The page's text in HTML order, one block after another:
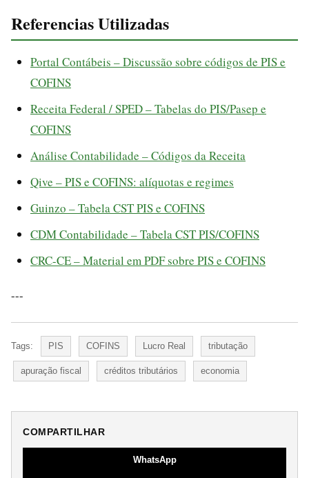
Referencias Utilizadas
Portal Contábeis – Discussão sobre códigos de PIS e
COFINS
Receita Federal / SPED – Tabelas do PIS/Pasep e
COFINS
Análise Contabilidade – Códigos da Receita
Qive – PIS e COFINS: alíquotas e regimes
Guinzo – Tabela CST PIS e COFINS
CDM Contabilidade – Tabela CST PIS/COFINS
CRC-CE – Material em PDF sobre PIS e COFINS
---
Tags: PIS COFINS Lucro Real tributação
apuração fiscal créditos tributários economia
COMPARTILHAR
WhatsApp